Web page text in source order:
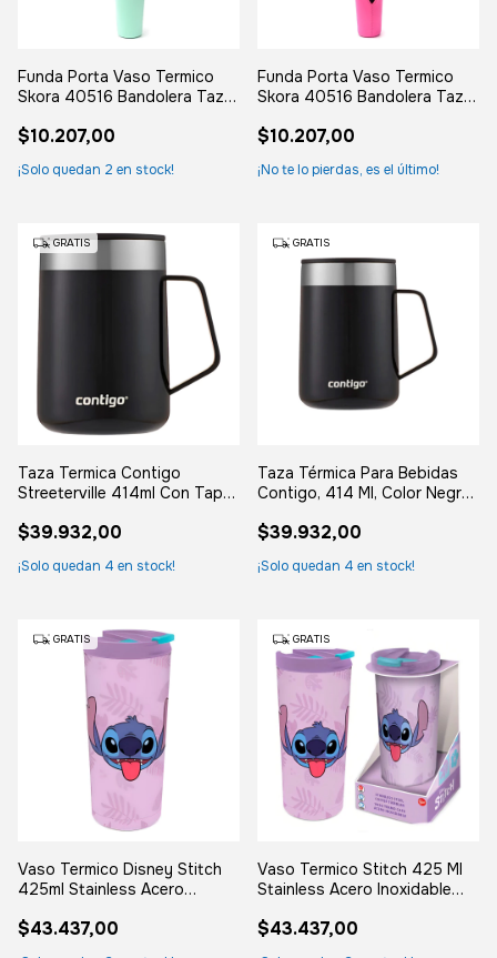
Funda Porta Vaso Termico
Skora 40516 Bandolera Taza
Neoprene
$10.207,00
¡Solo quedan 2 en stock!
Funda Porta Vaso Termico
Skora 40516 Bandolera Taza
Neoprene
$10.207,00
¡No te lo pierdas, es el último!
GRATIS
Taza Termica Contigo
Streeterville 414ml Con Tapa
$39.932,00
¡Solo quedan 4 en stock!
GRATIS
Taza Térmica Para Bebidas
Contigo, 414 Ml, Color Negro
$39.932,00
¡Solo quedan 4 en stock!
GRATIS
Vaso Termico Disney Stitch
425ml Stainless Acero
$43.437,00
GRATIS
Vaso Termico Stitch 425 Ml
Stainless Acero Inoxidable
$43.437,00